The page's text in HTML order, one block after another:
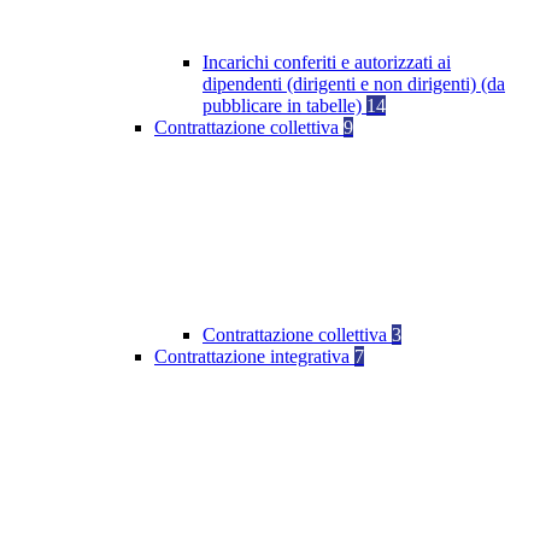
Incarichi conferiti e autorizzati ai
dipendenti (dirigenti e non dirigenti) (da
pubblicare in tabelle) 14
Contrattazione collettiva 9
Contrattazione collettiva 3
Contrattazione integrativa 7